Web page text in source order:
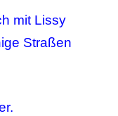
mit Lissy
Straßen